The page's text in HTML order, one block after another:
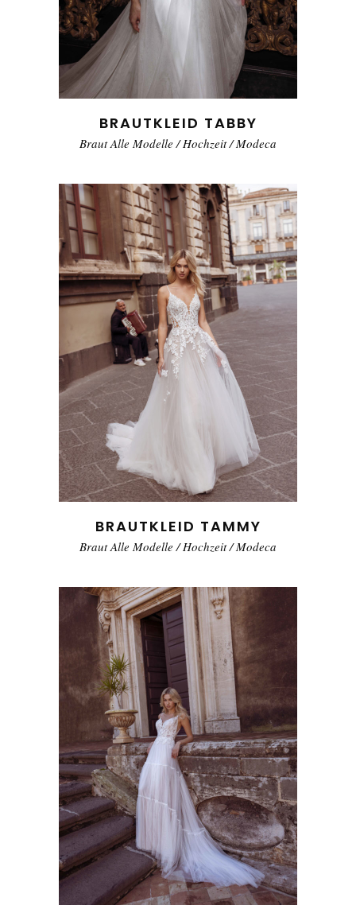
BRAUTKLEID TABBY
Braut Alle Modelle /Hochzeit/Modeca
BRAUTKLEID TAMMY
Braut Alle Modelle /Hochzeit/Modeca